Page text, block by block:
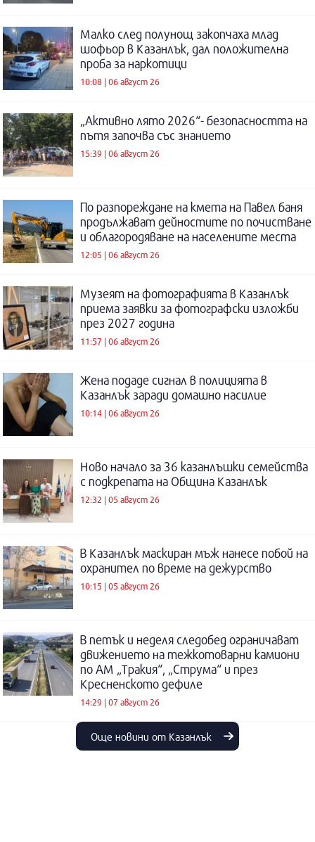
Малко след полунощ закопчаха млад
шофьор в Казанлък, дал положителна
проба за наркотици
10:08 | 06 август 26
„Активно лято 2026“- безопасността на
пътя започва със знанието
15:39 | 06 август 26
По разпореждане на кмета на Павел баня
продължават дейностите по почистване
и облагородяване на населените места
12:05 | 06 август 26
Музеят на фотографията в Казанлък
приема заявки за фотографски изложби
през 2027 година
11:57 | 06 август 26
Жена подаде сигнал в полицията в
Казанлък заради домашно насилие
10:14 | 06 август 26
Ново начало за 36 казанлъшки семейства
с подкрепата на Община Казанлък
12:32 | 05 август 26
В Казанлък маскиран мъж нанесе побой на
охранител по време на дежурство
10:15 | 05 август 26
В петък и неделя следобед ограничават
движението на тежкотоварни камиони
по АМ „Тракия“, „Струма“ и през
Кресненското дефиле
14:29 | 07 август 26
Още новини от Казанлък